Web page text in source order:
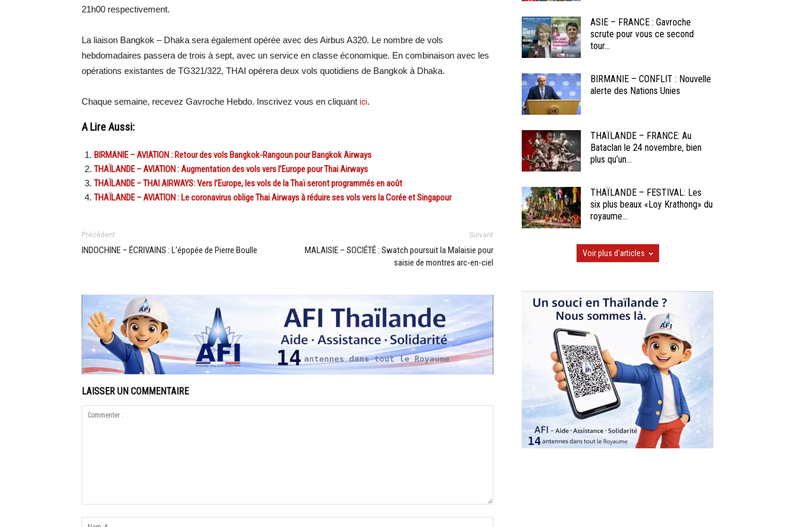
21h00 respectivement.
La liaison Bangkok – Dhaka sera également opérée avec des Airbus A320. Le nombre de vols
hebdomadaires passera de trois à sept, avec un service en classe économique. En combinaison avec les
opérations existantes de TG321/322, THAI opérera deux vols quotidiens de Bangkok à Dhaka.
Chaque semaine, recevez Gavroche Hebdo. Inscrivez vous en cliquant ici.
A Lire Aussi:
BIRMANIE – AVIATION : Retour des vols Bangkok-Rangoun pour Bangkok Airways
THAÏLANDE – AVIATION : Augmentation des vols vers l’Europe pour Thai Airways
THAÏLANDE – THAI AIRWAYS: Vers l’Europe, les vols de la Thaï seront programmés en août
THAÏLANDE – AVIATION : Le coronavirus oblige Thai Airways à réduire ses vols vers la Corée et Singapour
Précédent
INDOCHINE – ÉCRIVAINS : L’épopée de Pierre Boulle
Suivant
MALAISIE – SOCIÉTÉ : Swatch poursuit la Malaisie pour
saisie de montres arc-en-ciel
LAISSER UN COMMENTAIRE
ASIE – FRANCE : Gavroche
scrute pour vous ce second
tour...
BIRMANIE – CONFLIT : Nouvelle
alerte des Nations Unies
THAÏLANDE – FRANCE: Au
Bataclan le 24 novembre, bien
plus qu’un...
THAÏLANDE – FESTIVAL: Les
six plus beaux «Loy Krathong» du
royaume...
Voir plus d'articles